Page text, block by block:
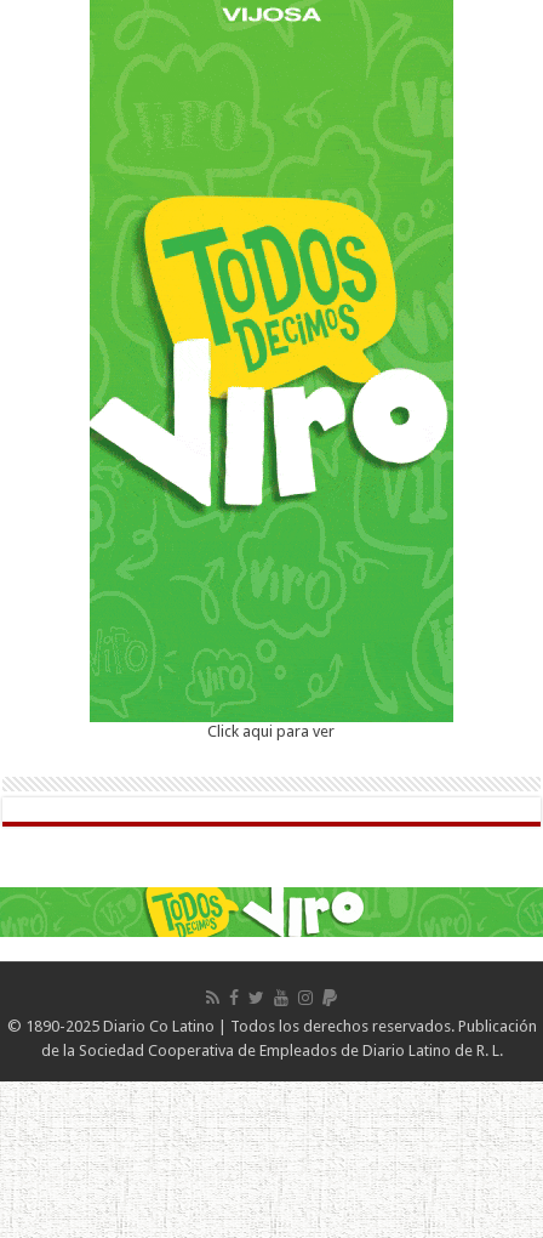
Click aqui para ver
© 1890-2025 Diario Co Latino | Todos los derechos reservados. Publicación
de la Sociedad Cooperativa de Empleados de Diario Latino de R. L.